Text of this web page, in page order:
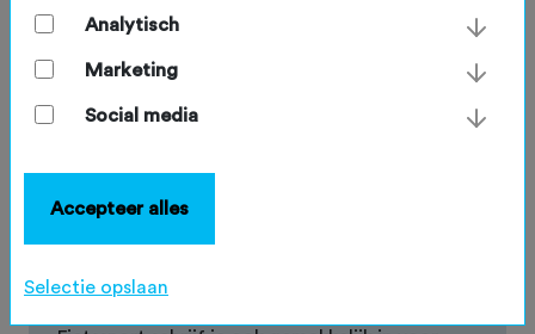
Inloggen als lid
Als lid van de NTFU en Fietssport Plus kun je
bijvoorbeeld je gegevens beheren en bij schade
Analytisch
Marketing
Social media
Accepteer alles
Selectie opslaan